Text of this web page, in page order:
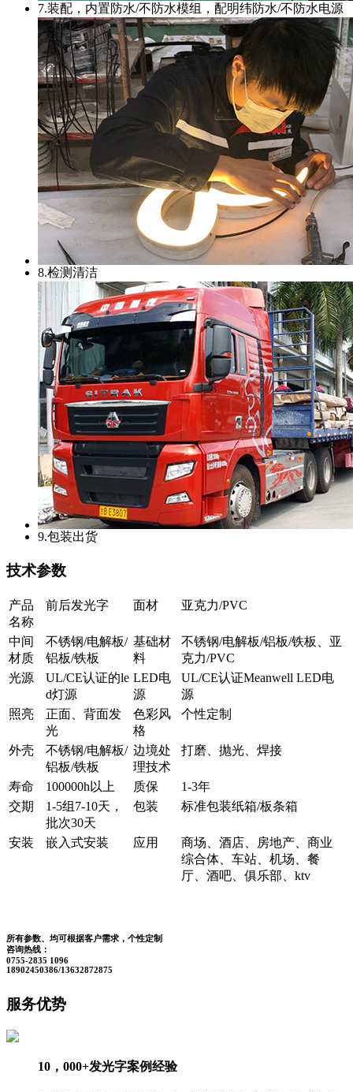
7.装配，内置防水/不防水模组，配明纬防水/不防水电源
8.检测清洁
9.包装出货
技术参数
产品
名称
前后发光字 面材 亚克力/PVC
中间
材质
不锈钢/电解板/
铝板/铁板
基础材
料
不锈钢/电解板/铝板/铁板、亚
克力/PVC
光源
UL/CE认证的le
d灯源
LED电
源
UL/CE认证Meanwell LED电
源
照亮
正面、背面发
光
色彩风
格
个性定制
外壳
不锈钢/电解板/
铝板/铁板
边境处
理技术
打磨、抛光、焊接
寿命 100000h以上 质保
1-3年
交期
1-5组7-10天，
批次30天
包装 标准包装纸箱/板条箱
安装 嵌入式安装 应用
商场、酒店、房地产、商业
综合体、车站、机场、餐
厅、酒吧、俱乐部、ktv
所有参数、均可根据客户需求，个性定制
咨询热线：
0755-2835 1096
18902450386/13632872875
服务优势
10，000+发光字案例经验